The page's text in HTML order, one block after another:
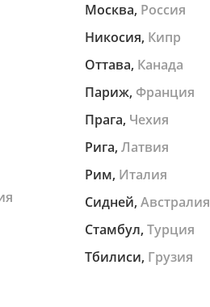
Москва, Россия
Никосия, Кипр
Оттава, Канада
Париж, Франция
Прага, Чехия
Рига, Латвия
Рим, Италия
Сидней, Австралия
Стамбул, Турция
Тбилиси, Грузия